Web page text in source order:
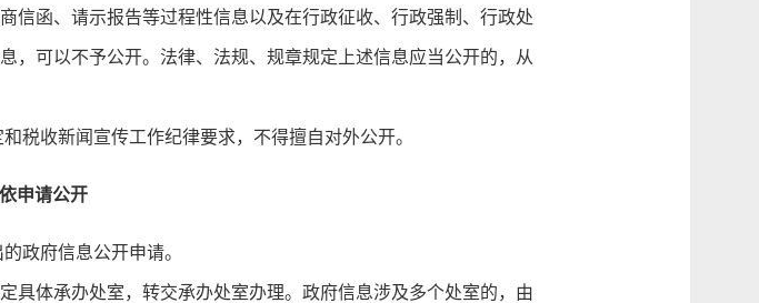
函、请示报告等过程性信息以及在行政征收、行政强制、行政处
，可以不予公开。法律、法规、规章规定上述信息应当公开的，从
收新闻宣传工作纪律要求，不得擅自对外公开。
申请公开
政府信息公开申请。
体承办处室，转交承办处室办理。政府信息涉及多个处室的，由